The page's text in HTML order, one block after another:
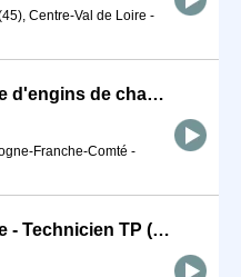
Centre-Val de Loire -
Mécanicien / Mécanicienne d'engins de chantier et de travaux publ (H/F)
Franche-Comté -
Mécanicien / Mécanicienne - Technicien TP (H/F)